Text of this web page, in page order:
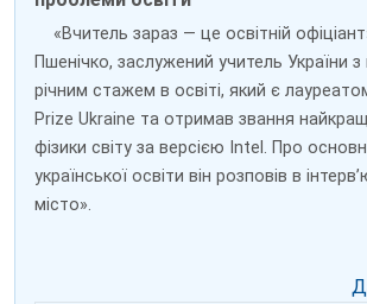
«Вчитель зараз — це освітній
Пшенічко, заслужений учитель України
річним стажем в освіті, який є
Prize Ukraine та отримав звання
фізики світу за версією Intel. Про
української освіти він розповів в
місто».